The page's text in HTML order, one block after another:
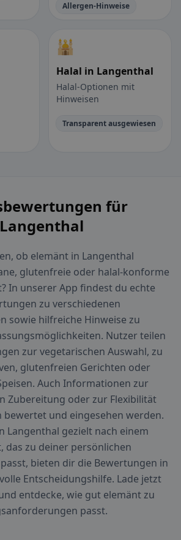
Allergen-Hinweise
🕌
Halal in Langenthal
Halal-Optionen mit
Hinweisen
Transparent ausgewiesen
für
ob elemänt in Langenthal
glutenfreie oder halal-konforme
In unserer App findest du echte
zu verschiedenen
sowie hilfreiche Hinweise zu
Nutzer teilen
zur vegetarischen Auswahl, zu
glutenfreien Gerichten oder
Auch Informationen zur
Zubereitung oder zur Flexibilität
bewertet und eingesehen werden.
Langenthal gezielt nach einem
das zu deiner persönlichen
bieten dir die Bewertungen in
Entscheidungshilfe. Lade jetzt
entdecke, wie gut elemänt zu
passt.